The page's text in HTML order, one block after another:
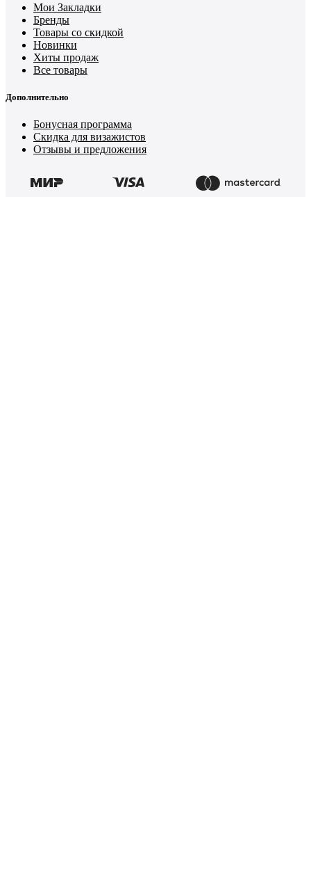
Мои Закладки
Бренды
Товары со скидкой
Новинки
Хиты продаж
Все товары
Дополнительно
Бонусная программа
Скидка для визажистов
Отзывы и предложения